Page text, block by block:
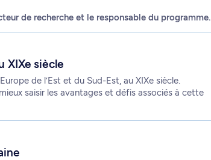
de recherche et le responsable du programme.
XIXe siècle
de l’Est et du Sud-Est, au XIXe siècle.
saisir les avantages et défis associés à cette